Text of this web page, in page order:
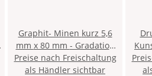
Graphit- Minen kurz 5,6
mm x 80 mm - Gradation
2B - im 6er Pack
Preise nach Freischaltung
als Händler sichtbar